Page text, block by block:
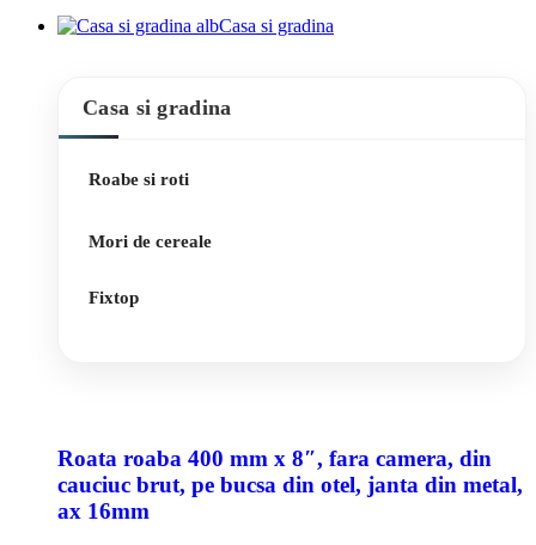
Casa si gradina
Casa si gradina
Roabe si roti
Mori de cereale
Fixtop
Roata roaba 400 mm x 8″, fara camera, din
cauciuc brut, pe bucsa din otel, janta din metal,
ax 16mm